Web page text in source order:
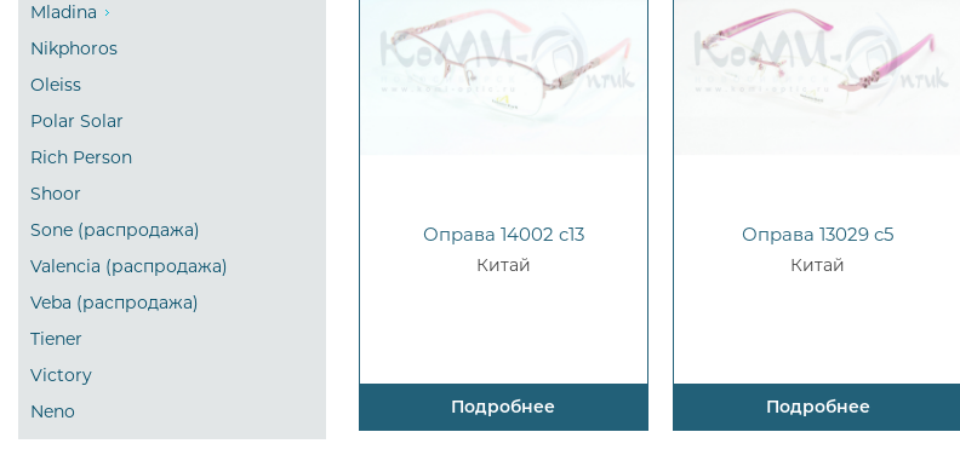
Mladina
Nikphoros
Oleiss
Polar Solar
Rich Person
Shoor
Sone (распродажа)
Valencia (распродажа)
Veba (распродажа)
Tiener
Victory
Neno
Оправа 14002 c13
Китай
Подробнее
Оправа 13029 c5
Китай
Подробнее